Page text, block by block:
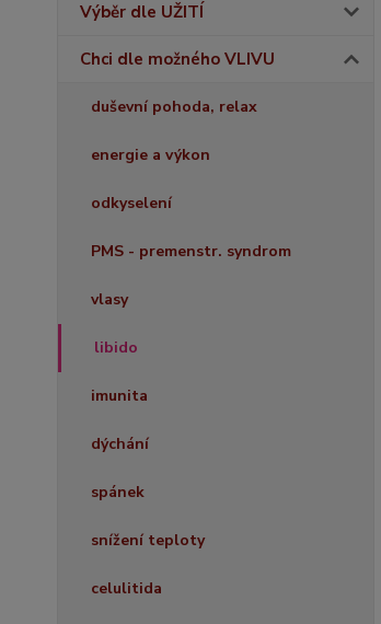
Výběr dle UŽITÍ
Chci dle možného VLIVU
duševní pohoda, relax
energie a výkon
odkyselení
PMS - premenstr. syndrom
vlasy
libido
imunita
dýchání
spánek
snížení teploty
celulitida